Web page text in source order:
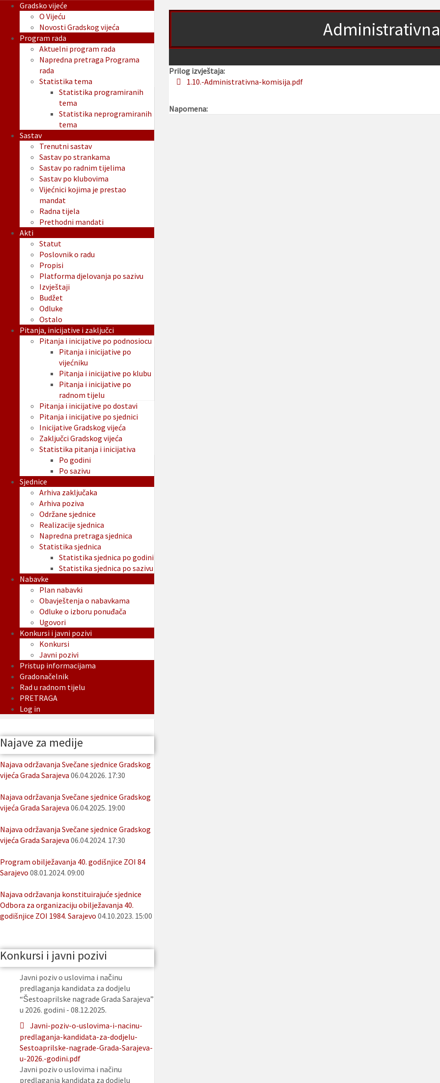
Prilog izvještaja:
1.10.-Administrativna-komisija.pdf
Napomena:
Gradsko vijeće
O Vijeću
Novosti Gradskog vijeća
Program rada
Aktuelni program rada
Napredna pretraga Programa
rada
Statistika tema
Statistika programiranih
tema
Statistika neprogramiranih
tema
Sastav
Trenutni sastav
Sastav po strankama
Sastav po radnim tijelima
Sastav po klubovima
Vijećnici kojima je prestao
mandat
Radna tijela
Prethodni mandati
Akti
Statut
Poslovnik o radu
Propisi
Platforma djelovanja po sazivu
Izvještaji
Budžet
Odluke
Ostalo
Pitanja, inicijative i zaključci
Pitanja i inicijative po podnosiocu
Pitanja i inicijative po
vijećniku
Pitanja i inicijative po klubu
Pitanja i inicijative po
radnom tijelu
Pitanja i inicijative po dostavi
Pitanja i inicijative po sjednici
Inicijative Gradskog vijeća
Zaključci Gradskog vijeća
Statistika pitanja i inicijativa
Po godini
Po sazivu
Sjednice
Arhiva zaključaka
Arhiva poziva
Održane sjednice
Realizacije sjednica
Napredna pretraga sjednica
Statistika sjednica
Statistika sjednica po godini
Statistika sjednica po sazivu
Nabavke
Plan nabavki
Obavještenja o nabavkama
Odluke o izboru ponuđača
Ugovori
Konkursi i javni pozivi
Konkursi
Javni pozivi
Pristup informacijama
Gradonačelnik
Rad u radnom tijelu
PRETRAGA
Log in
Najave za medije
Najava održavanja Svečane sjednice Gradskog
vijeća Grada Sarajeva 06.04.2026. 17:30
Najava održavanja Svečane sjednice Gradskog
vijeća Grada Sarajeva 06.04.2025. 19:00
Najava održavanja Svečane sjednice Gradskog
vijeća Grada Sarajeva 06.04.2024. 17:30
Program obilježavanja 40. godišnjice ZOI 84
Sarajevo 08.01.2024. 09:00
Najava održavanja konstituirajuće sjednice
Odbora za organizaciju obilježavanja 40.
godišnjice ZOI 1984. Sarajevo 04.10.2023. 15:00
Konkursi i javni pozivi
Javni poziv o uslovima i načinu
predlaganja kandidata za dodjelu
“Šestoaprilske nagrade Grada Sarajeva”
u 2026. godini - 08.12.2025.
Javni-poziv-o-uslovima-i-nacinu-
predlaganja-kandidata-za-dodjelu-
Sestoaprilske-nagrade-Grada-Sarajeva-
u-2026.-godini.pdf
Javni poziv o uslovima i načinu
predlaganja kandidata za dodjelu